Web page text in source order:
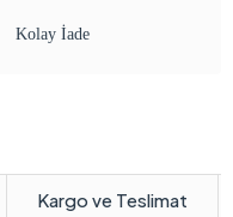
Kolay İade
Kargo ve Teslimat